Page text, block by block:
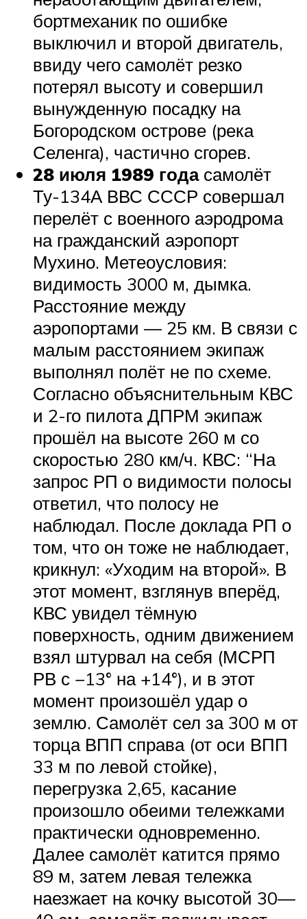
бортмеханик по ошибке
выключил и второй двигатель,
ввиду чего самолёт резко
потерял высоту и совершил
вынужденную посадку на
Богородском острове (река
Селенга), частично сгорев.
28 июля 1989 годасамолёт
Ту-134А ВВС СССР совершал
перелёт с военного аэродрома
на гражданский аэропорт
Мухино. Метеоусловия:
видимость 3000 м, дымка.
Расстояние между
аэропортами — 25 км. В связи с
малым расстоянием экипаж
выполнял полёт не по схеме.
Согласно объяснительным КВС
и 2-го пилота ДПРМ экипаж
прошёл на высоте 260 м со
скоростью 280 км/ч. КВС: “На
запрос РП о видимости полосы
ответил, что полосу не
наблюдал. После доклада РП о
том, что он тоже не наблюдает,
крикнул: «Уходим на второй». В
этот момент, взглянув вперёд,
КВС увидел тёмную
поверхность, одним движением
взял штурвал на себя (МСРП
РВ с −13° на +14°), и в этот
момент произошёл удар о
землю. Самолёт сел за 300 м от
торца ВПП справа (от оси ВПП
33 м по левой стойке),
перегрузка 2,65, касание
произошло обеими тележками
практически одновременно.
Далее самолёт катится прямо
89 м, затем левая тележка
наезжает на кочку высотой 30—